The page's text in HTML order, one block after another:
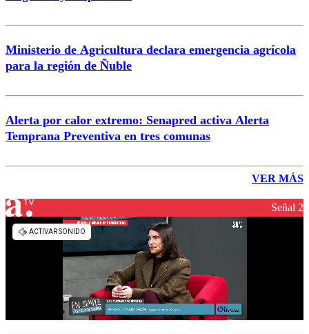
Ministerio de Agricultura declara emergencia agrícola
para la región de Ñuble
Alerta por calor extremo: Senapred activa Alerta
Temprana Preventiva en tres comunas
VER MÁS
Señal 2